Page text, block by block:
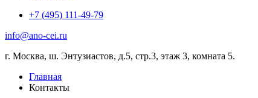
+7 (495) 111-49-79
info@ano-cei.ru
г. Москва, ш. Энтузиастов, д.5, стр.3, этаж 3, комната 5.
Главная
Контакты